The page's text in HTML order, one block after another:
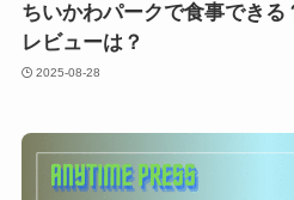
ちいかわパークで食事できる
レビューは？
2025-08-28